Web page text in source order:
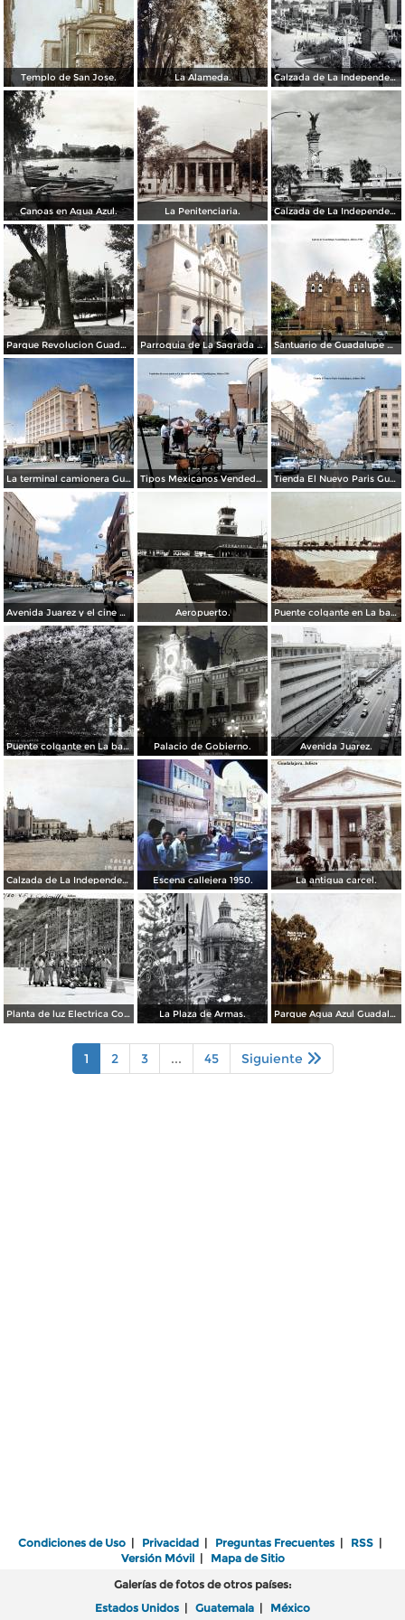
Templo de San Jose. La Alameda. Calzada de La Independencia y Mto. a Juarez Guadalajara, Jalisco. ( Circulada el 5 de Septiembre de 1929 ).
Canoas en Agua Azul. La Penitenciaria. Calzada de La Independencia Guadalajara, Jalisco.
Parque Revolucion Guadalajara, Jalisco. Parroquia de La Sagrada familia Guadalajara, Jalisco 1961. Santuario de Guadalupe Guadalajara, Jalisco 1961.
La terminal camionera Guadalajara, Jalisco 1961 Tipos Mexicanos Vendedor de cocos junto a La terminal camionera Guadalajara, Jalisco 1961 Tienda El Nuevo Paris Guadalajara, Jalisco 1961
Avenida Juarez y el cine Variedades Guadalajara, Jalisco 1961 Aeropuerto. Puente colgante en La barranca de Oblatos.
Puente colgante en La barranca de Oblatos. Palacio de Gobierno. Avenida Juarez.
Calzada de La Independencia Guadalajara, Jalisco. ( Circulada el 10 de Febrero de 1931 ). Escena callejera 1950. La antigua carcel.
Planta de luz Electrica Colimilla. ( Fechada el 1 de Octubre de 1950 ). La Plaza de Armas. Parque Agua Azul Guadalajara, Jalisco.
1 2 3 ... 45 Siguiente
Condiciones de Uso | Privacidad | Preguntas Frecuentes | RSS |
Versión Móvil| Mapa de Sitio
Galerías de fotos de otros países:
Estados Unidos | Guatemala | México